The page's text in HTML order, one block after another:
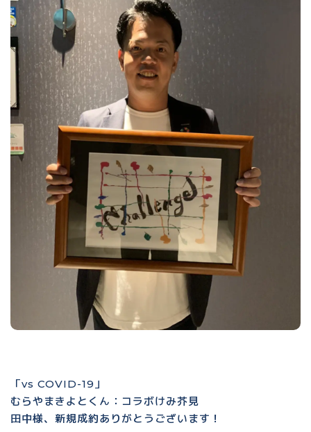
「vs COVID-19」
むらやまきよとくん：コラボけみ芥見
田中様、新規成約ありがとうございます！